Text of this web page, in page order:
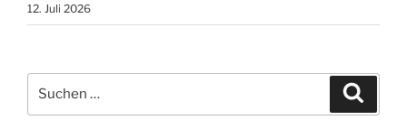
12. Juli 2026
nach: